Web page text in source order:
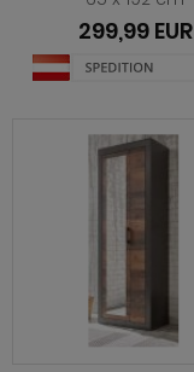
299,99 EUR